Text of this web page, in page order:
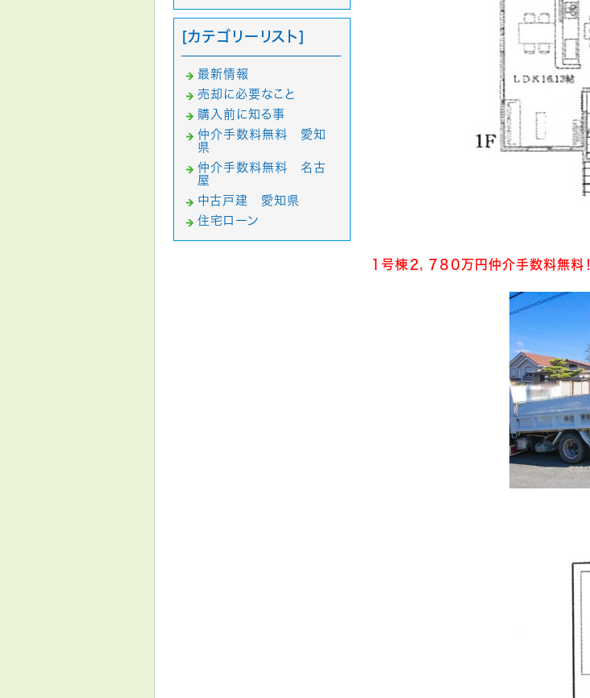
１号棟２，７８０万円仲介手数料無料！
[カテゴリーリスト]
最新情報
売却に必要なこと
購入前に知る事
仲介手数料無料 愛知
県
仲介手数料無料 名古
屋
中古戸建 愛知県
住宅ローン